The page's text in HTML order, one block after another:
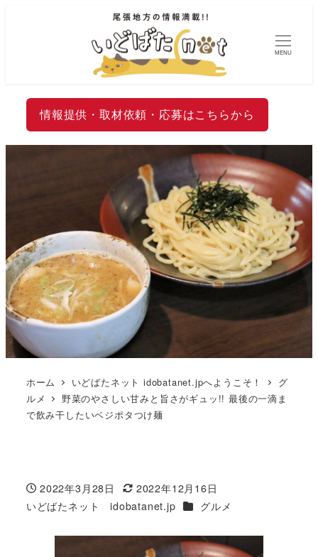
MENU
情報提供・取材依頼・応募はこちらから
ホーム いどばたネット idobatanet.jpへようこそ！
グ
ルメ
野菜のやさしい甘みと旨さがギュッ!! 最後の一滴ま
で飲み干したいベジポタつけ麺
投稿日
2022年3月28日
更新日
2022年12月16日
著
いどばたネット idobatanet.jp カテゴリー
グルメ